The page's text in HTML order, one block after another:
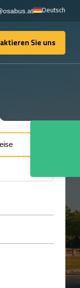
Deutsch
Sie uns
Sie uns